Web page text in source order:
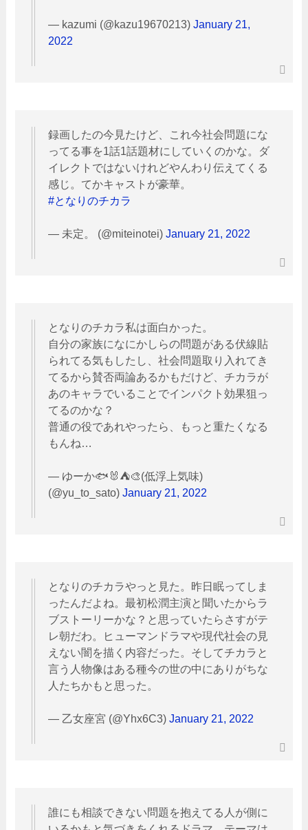
— kazumi (@kazu19670213)January 21,
2022
録画したの今見たけど、これ今社会問題にな
ってる事を1話1話題材にしていくのかな。ダ
イレクトではないけれどやんわり伝えてくる
感じ。てかキャストが豪華。
#となりのチカラ
— 未定。 (@miteinotei)January 21, 2022
となりのチカラ私は面白かった。
自分の家族になにかしらの問題がある伏線貼
られてる気もしたし、社会問題取り入れてき
てるから賛否両論あるかもだけど、チカラが
あのキャラでいることでインパクト効果狙っ
てるのかな？
普通の役であれやったら、もっと重たくなる
もんね…
— ゆーか🐟🐰⛺🎨(低浮上気味)
(@yu_to_sato)January 21, 2022
となりのチカラやっと見た。昨日眠ってしま
ったんだよね。最初松潤主演と聞いたからラ
ブストーリーかな？と思っていたらさすがテ
レ朝だわ。ヒューマンドラマや現代社会の見
えない闇を描く内容だった。そしてチカラと
言う人物像はある種今の世の中にありがちな
人たちかもと思った。
— 乙女座宮 (@Yhx6C3)January 21, 2022
誰にも相談できない問題を抱えてる人が側に